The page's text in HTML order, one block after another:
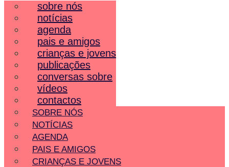
sobre nós
notícias
agenda
pais e amigos
crianças e jovens
publicações
conversas sobre
vídeos
contactos
SOBRE NÓS
NOTÍCIAS
AGENDA
PAIS E AMIGOS
CRIANÇAS E JOVENS